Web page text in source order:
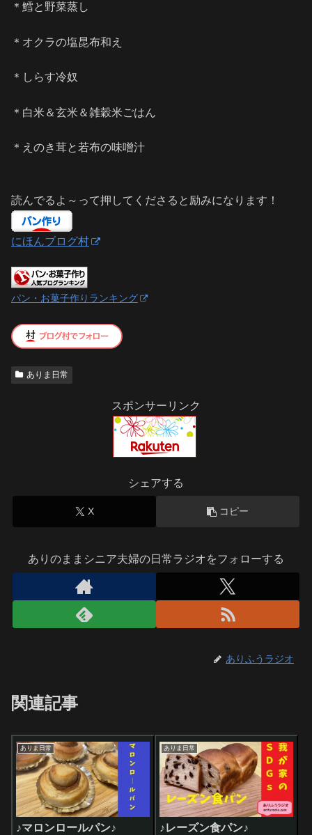
＊鱈と野菜蒸し
＊オクラの塩昆布和え
＊しらす冷奴
＊白米＆玄米＆雑穀米ごはん
＊えのき茸と若布の味噌汁
読んでるよ～って押してくださると励みになります！
にほんブログ村
パン・お菓子作りランキング
ありま日常
スポンサーリンク
シェアする
X コピー
ありのままシニア夫婦の日常ラジオをフォローする
ありふうラジオ
関連記事
ありま日常
♪マロンロールパン♪
ありま日常
♪レーズン食パン♪